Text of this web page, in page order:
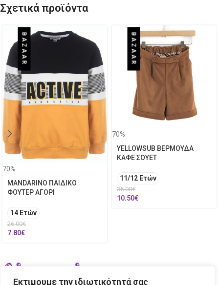
Εκτιμουμε την ιδιωτικότητά σας
Σχετικά προϊόντα
BAZAAR
70%
MANDARINO ΠΑΙΔΙΚΟ
ΦΟΥΤΕΡ ΑΓΟΡΙ
14 Ετών
26.00€
7.80€
BAZAAR
70%
YELLOWSUB ΒΕΡΜΟΥΔΑ
ΚΑΦΕ ΣΟΥΕΤ
11/12 Ετών
35.00€
10.50€